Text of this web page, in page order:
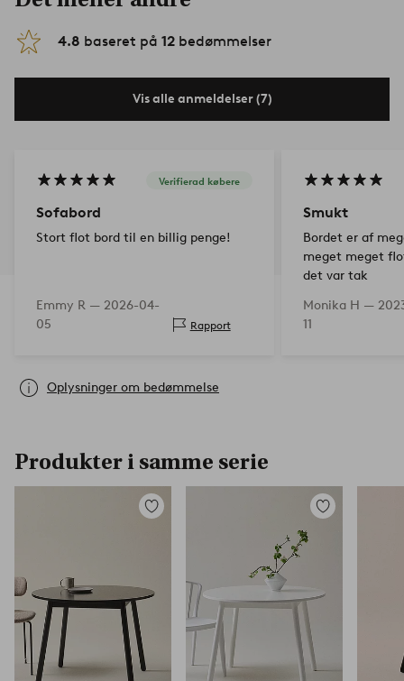
4.8 baseret på 12 bedømmelser
Vis alle anmeldelser (7)
Verifierad købere
Sofabord
Stort flot bord til en billig penge!
Emmy R — 2026-04-
05
Rapport
Smukt
Bordet er af
meget meget
det var tak
Monika H —
11
Oplysninger om bedømmelse
Produkter i samme serie
Tilføj
Tilføj